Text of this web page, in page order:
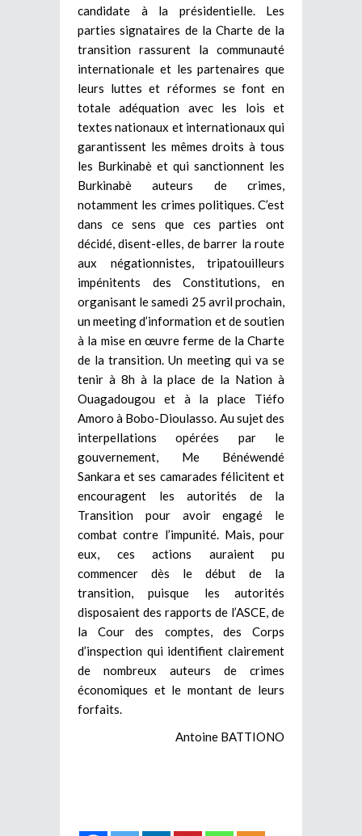
candidate à la présidentielle. Les
parties signataires de la Charte de la
transition rassurent la communauté
internationale et les partenaires que
leurs luttes et réformes se font en
totale adéquation avec les lois et
textes nationaux et internationaux qui
garantissent les mêmes droits à tous
les Burkinabè et qui sanctionnent les
Burkinabè auteurs de crimes,
notamment les crimes politiques. C’est
dans ce sens que ces parties ont
décidé, disent-elles, de barrer la route
aux négationnistes, tripatouilleurs
impénitents des Constitutions, en
organisant le samedi 25 avril prochain,
un meeting d’information et de soutien
à la mise en œuvre ferme de la Charte
de la transition. Un meeting qui va se
tenir à 8h à la place de la Nation à
Ouagadougou et à la place Tiéfo
Amoro à Bobo-Dioulasso. Au sujet des
interpellations opérées par le
gouvernement, Me Bénéwendé
Sankara et ses camarades félicitent et
encouragent les autorités de la
Transition pour avoir engagé le
combat contre l’impunité. Mais, pour
eux, ces actions auraient pu
commencer dès le début de la
transition, puisque les autorités
disposaient des rapports de l’ASCE, de
la Cour des comptes, des Corps
d’inspection qui identifient clairement
de nombreux auteurs de crimes
économiques et le montant de leurs
forfaits.
Antoine BATTIONO